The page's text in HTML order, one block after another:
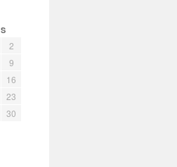
S
2
9
16
23
30